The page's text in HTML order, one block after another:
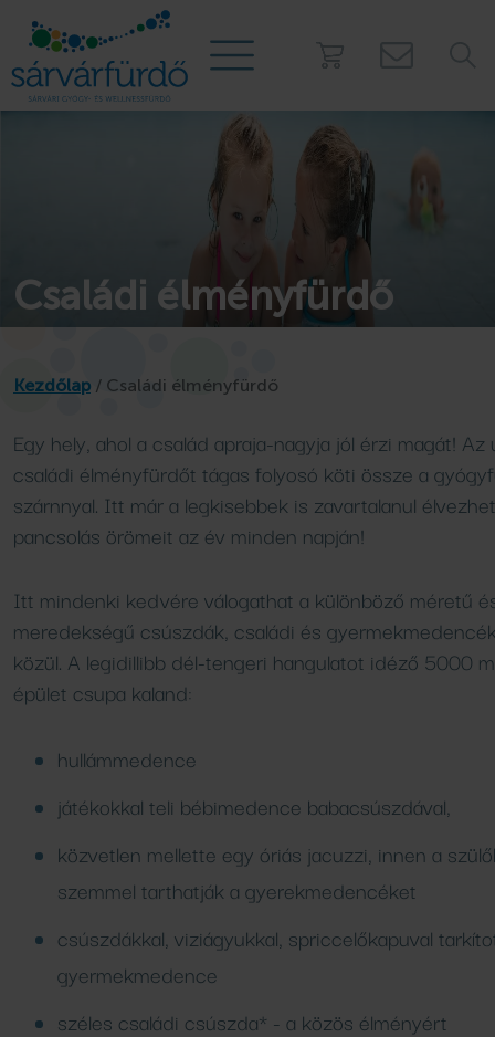
Családi
Bővebben
FÜRDŐ
Medencék
SZAUNA
Szaunavilág
Szaunaszeánszok
VENDÉGLÁTÁS
Mobilházak a
Bővebben
Wellness
AJÁNLATOK
Aktuális ajánlataink
Naturkozmetikumok
Gézengúz tábor
Kamasz tábor
Nyári úszótábor
Osztálykirándulás
Játszóház
Programok, hírek
Családi élményfürdő
Kezdőlap / Családi élményfürdő
Egy hely, ahol a család apraja-nagyja jól érzi magát! Az
családi élményfürdőt tágas folyosó köti össze a
szárnnyal. Itt már a legkisebbek is zavartalanul
pancsolás örömeit az év minden napján!
Itt mindenki kedvére válogathat a különböző méretű
meredekségű csúszdák, családi és
közül. A legidillibb dél-tengeri hangulatot idéző 5000 m
épület csupa kaland:
hullámmedence
játékokkal teli bébimedence babacsúszdával,
közvetlen mellette egy óriás jacuzzi, innen a
szemmel tarthatják a gyerekmedencéket
csúszdákkal, viziágyukkal, spriccelőkapuval
gyermekmedence
széles családi csúszda* - a közös élményért